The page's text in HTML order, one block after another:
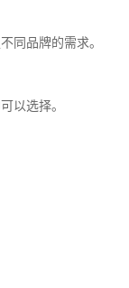
同品牌的需求。
以选择。